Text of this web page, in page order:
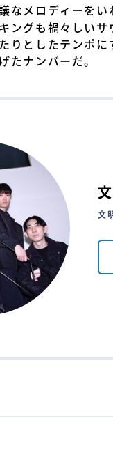
なメロディーを
ングも禍々しい
りとしたテンポ
たナンバーだ。
文